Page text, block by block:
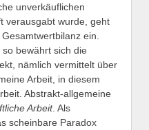
unverkäuflichen
verausgabt wurde, geht
ein.
bewährt sich die
nämlich vermittelt über
Arbeit, in diesem
Abstrakt-allgemeine
Arbeit. Als
scheinbare Paradox